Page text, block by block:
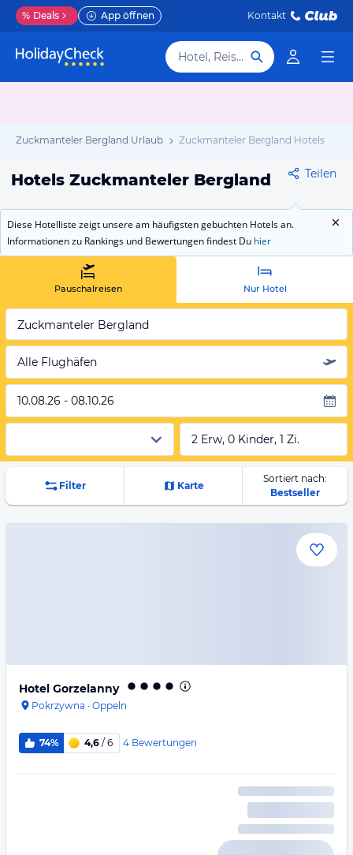
% Deals App öffnen Kontakt
Hotel, Reiseziel
Zuckmanteler Bergland Urlaub Zuckmanteler Bergland Hotels
Hotels Zuckmanteler Bergland Teilen
Diese Hotelliste zeigt unsere am häufigsten gebuchten Hotels an.
Informationen zu Rankings und Bewertungen findest Du hier
Pauschalreisen Nur Hotel
Zuckmanteler Bergland
Alle Flughäfen
10.08.26 - 08.10.26
2 Erw, 0 Kinder, 1 Zi.
Filter Karte
Sortiert nach:
Bestseller
Hotel Gorzelanny
Pokrzywna · Oppeln
74% 4,6 / 6 4 Bewertungen